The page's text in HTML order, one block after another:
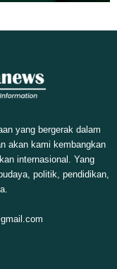
yang bergerak dalam
akan kami kembangkan
internasional. Yang
politik, pendidikan,